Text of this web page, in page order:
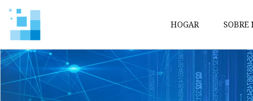
HOGAR SOBRE